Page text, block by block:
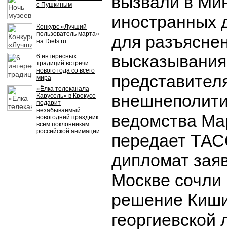
с Пушкиным
Конкурс «Лучший
пользователь марта»
на Diets.ru
6 интересных
традиций встречи
нового года со всего
мира
«Ёлка телеканала
Карусель» в Крокусе
подарит
незабываемый
новогодний праздник
всем поклонникам
российской анимации
иностранных
для
ведомства
передает
дипломат
Москве
решение
георгиевской